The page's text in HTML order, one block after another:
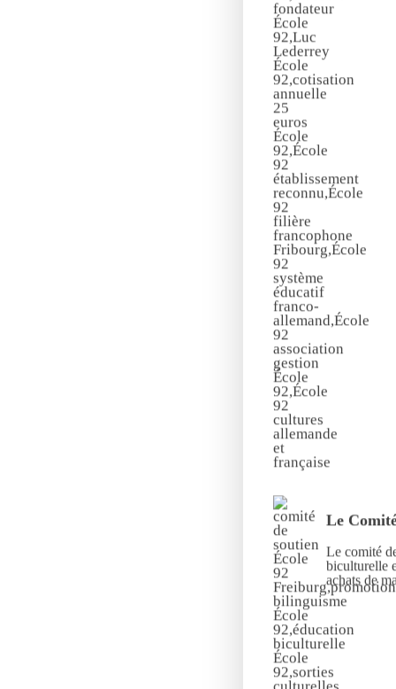
Le
Le comité
biculturelle
achats de